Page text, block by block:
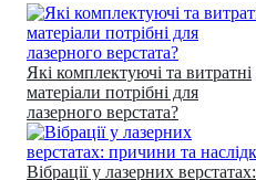
Які комплектуючі та витратні
матеріали потрібні для
лазерного верстата?
Вібрації у лазерних верстатах: